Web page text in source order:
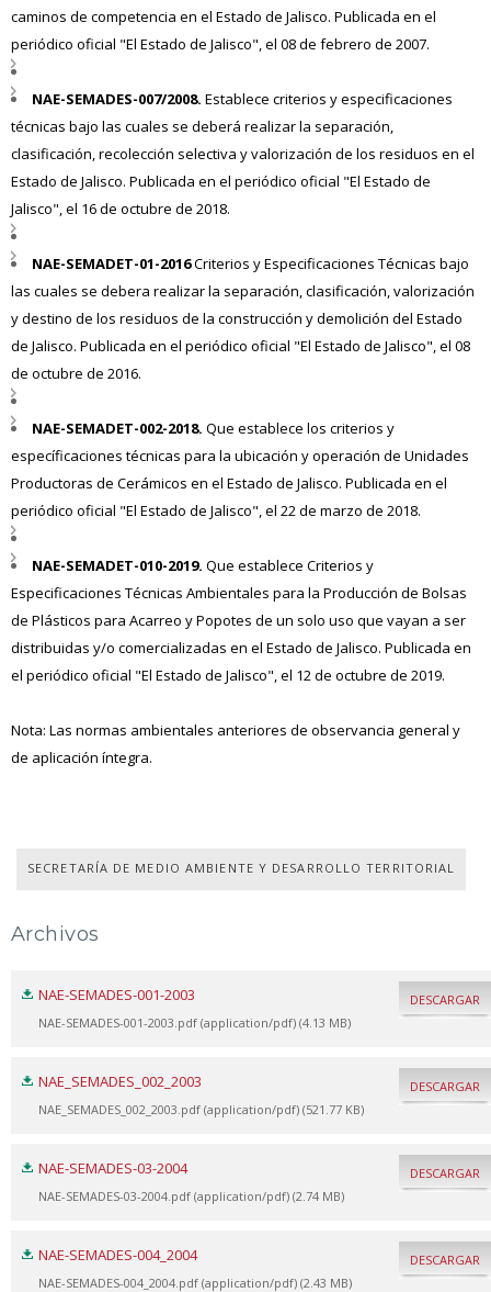
caminos de competencia en el Estado de Jalisco. Publicada en el
periódico oficial "El Estado de Jalisco", el 08 de febrero de 2007.
NAE-SEMADES-007/2008. Establece criterios y especificaciones
técnicas bajo las cuales se deberá realizar la separación,
clasificación, recolección selectiva y valorización de los residuos en el
Estado de Jalisco. Publicada en el periódico oficial "El Estado de
Jalisco", el 16 de octubre de 2018.
NAE-SEMADET-01-2016Criterios y Especificaciones Técnicas bajo
las cuales se debera realizar la separación, clasificación, valorización
y destino de los residuos de la construcción y demolición del Estado
de Jalisco. Publicada en el periódico oficial "El Estado de Jalisco", el 08
de octubre de 2016.
NAE-SEMADET-002-2018. Que establece los criterios y
específicaciones técnicas para la ubicación y operación de Unidades
Productoras de Cerámicos en el Estado de Jalisco. Publicada en el
periódico oficial "El Estado de Jalisco", el 22 de marzo de 2018.
NAE-SEMADET-010-2019. Que establece Criterios y
Especificaciones Técnicas Ambientales para la Producción de Bolsas
de Plásticos para Acarreo y Popotes de un solo uso que vayan a ser
distribuidas y/o comercializadas en el Estado de Jalisco. Publicada en
el periódico oficial "El Estado de Jalisco", el 12 de octubre de 2019.
Nota: Las normas ambientales anteriores de observancia general y
de aplicación íntegra.
SECRETARÍA DE MEDIO AMBIENTE Y DESARROLLO TERRITORIAL
Archivos
NAE-SEMADES-001-2003
NAE-SEMADES-001-2003.pdf (application/pdf) (4.13 MB)
DESCARGAR
NAE_SEMADES_002_2003
NAE_SEMADES_002_2003.pdf (application/pdf) (521.77 KB)
DESCARGAR
NAE-SEMADES-03-2004
NAE-SEMADES-03-2004.pdf (application/pdf) (2.74 MB)
DESCARGAR
NAE-SEMADES-004_2004
NAE-SEMADES-004_2004.pdf (application/pdf) (2.43 MB)
DESCARGAR